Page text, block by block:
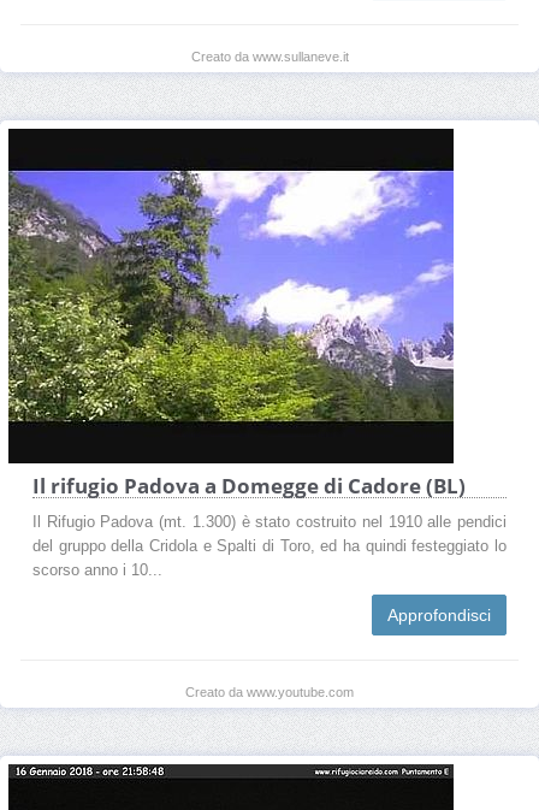
Creato da www.sullaneve.it
Il rifugio Padova a Domegge di Cadore (BL)
Il Rifugio Padova (mt. 1.300) è stato costruito nel 1910 alle pendici
del gruppo della Cridola e Spalti di Toro, ed ha quindi festeggiato lo
scorso anno i 10...
Approfondisci
Creato da www.youtube.com